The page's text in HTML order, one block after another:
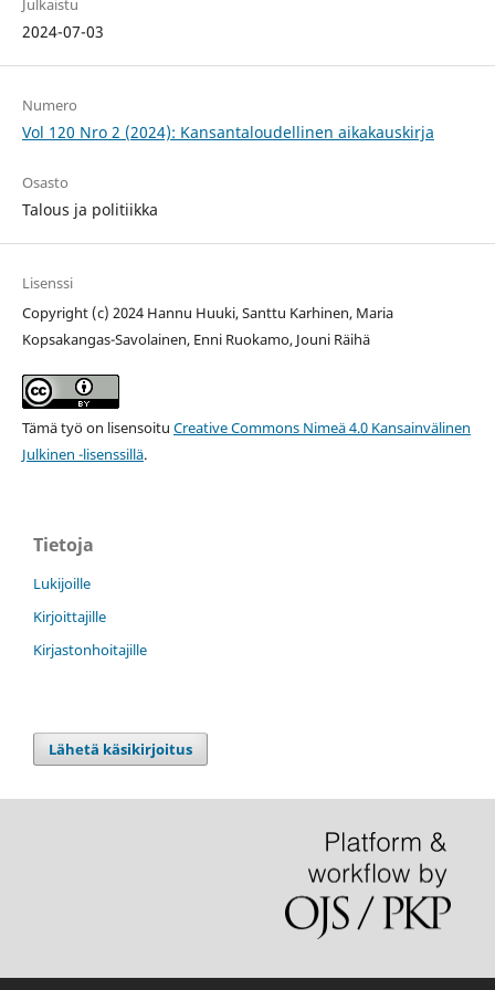
Julkaistu
2024-07-03
Numero
Vol 120 Nro 2 (2024): Kansantaloudellinen aikakauskirja
Osasto
Talous ja politiikka
Lisenssi
Copyright (c) 2024 Hannu Huuki, Santtu Karhinen, Maria
Kopsakangas-Savolainen, Enni Ruokamo, Jouni Räihä
Tämä työ on lisensoitu Creative Commons Nimeä 4.0 Kansainvälinen
Julkinen -lisenssillä.
Tietoja
Lukijoille
Kirjoittajille
Kirjastonhoitajille
Lähetä käsikirjoitus